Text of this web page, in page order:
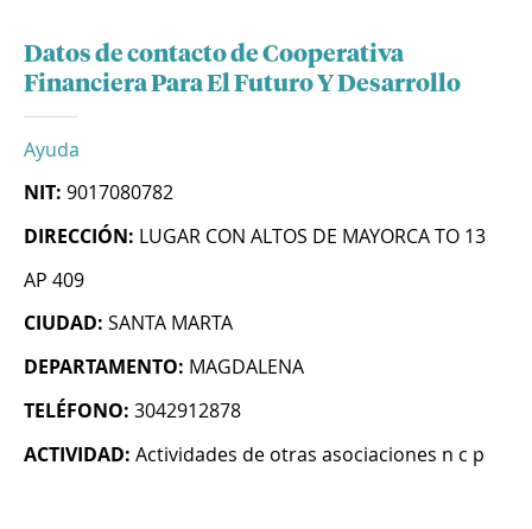
Datos de contacto de Cooperativa
Financiera Para El Futuro Y Desarrollo
Ayuda
NIT: 9017080782
DIRECCIÓN: LUGAR CON ALTOS DE MAYORCA TO 13
AP 409
CIUDAD: SANTA MARTA
DEPARTAMENTO: MAGDALENA
TELÉFONO: 3042912878
ACTIVIDAD: Actividades de otras asociaciones n c p